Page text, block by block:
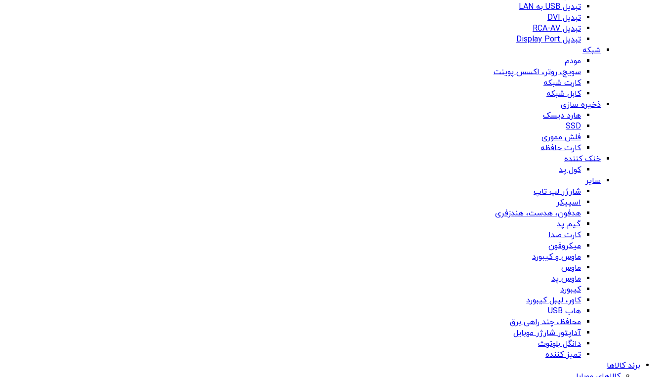
تبدیل USB به LAN
تبدیل DVI
تبدیل RCA-AV
تبدیل Display Port
شبکه
مودم
سویچ، روتر، اکسس پوینت
کارت شبکه
کابل شبکه
ذخیره سازی
هارد دیسک
SSD
فلش مموری
کارت حافظه
خنک کننده
کول پد
سایر
شارژر لپ تاپ
اسپیکر
هدفون، هدست، هندزفری
گیم پد
کارت صدا
میکروفون
ماوس و کیبورد
ماوس
ماوس پد
کیبورد
کاور، لیبل کیبورد
هاب USB
محافظ، چند راهی برق
آداپتور شارژر موبایل
دانگل بلوتوث
تمیز کننده
برند کالاها